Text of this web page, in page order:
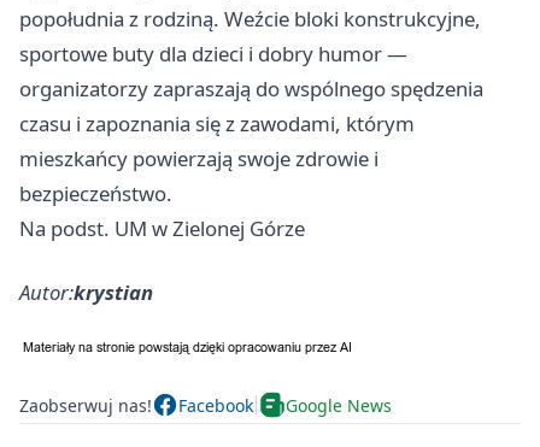
popołudnia z rodziną. Weźcie bloki konstrukcyjne,
sportowe buty dla dzieci i dobry humor —
organizatorzy zapraszają do wspólnego spędzenia
czasu i zapoznania się z zawodami, którym
mieszkańcy powierzają swoje zdrowie i
bezpieczeństwo.
Na podst. UM w Zielonej Górze
Autor:krystian
Zaobserwuj nas! Facebook Google News